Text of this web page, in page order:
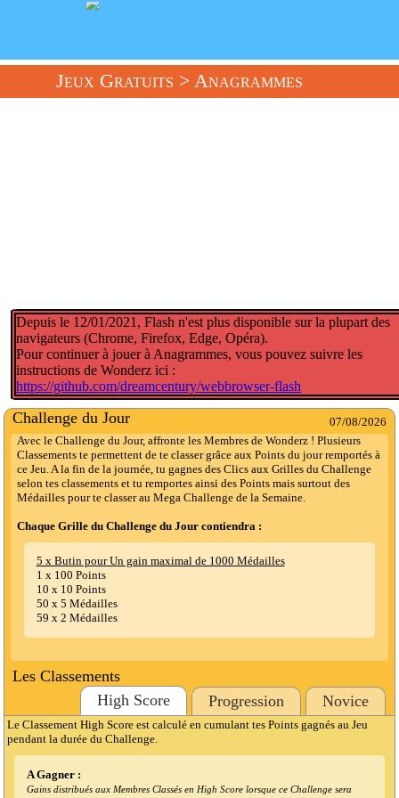
Jeux Gratuits > Anagrammes
Depuis le 12/01/2021, Flash n'est plus disponible sur la plupart des
navigateurs (Chrome, Firefox, Edge, Opéra).
Pour continuer à jouer à Anagrammes, vous pouvez suivre les
instructions de Wonderz ici :
https://github.com/dreamcentury/webbrowser-flash
Challenge du Jour
07/08/2026
Avec le Challenge du Jour, affronte les Membres de Wonderz ! Plusieurs
Classements te permettent de te classer grâce aux Points du jour remportés à
ce Jeu. A la fin de la journée, tu gagnes des Clics aux Grilles du Challenge
selon tes classements et tu remportes ainsi des Points mais surtout des
Médailles pour te classer au Mega Challenge de la Semaine.
Chaque Grille du Challenge du Jour contiendra :
5 x Butin pour Un gain maximal de 1000 Médailles
1 x 100 Points
10 x 10 Points
50 x 5 Médailles
59 x 2 Médailles
Les Classements
High Score
Progression Novice
Le Classement High Score est calculé en cumulant tes Points gagnés au Jeu
pendant la durée du Challenge.
A Gagner :
Gains distribués aux Membres Classés en High Score lorsque ce Challenge sera